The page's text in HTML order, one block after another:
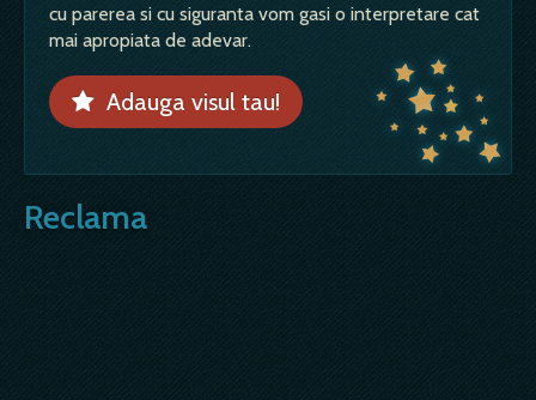
cu parerea si cu siguranta vom gasi o interpretare cat
mai apropiata de adevar.
Adauga visul tau!
Reclama